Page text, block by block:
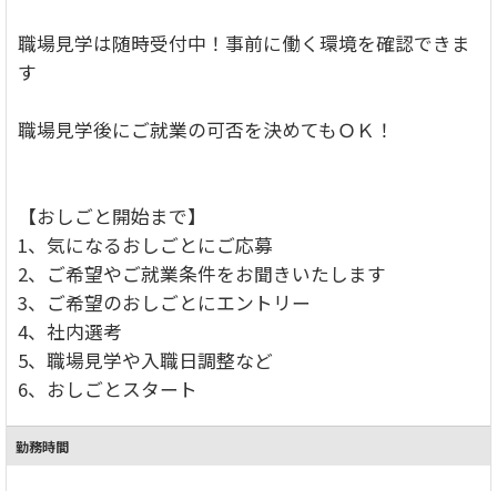
職場見学は随時受付中！事前に働く環境を確認できま
す
職場見学後にご就業の可否を決めてもＯＫ！
【おしごと開始まで】
1、気になるおしごとにご応募
2、ご希望やご就業条件をお聞きいたします
3、ご希望のおしごとにエントリー
4、社内選考
5、職場見学や入職日調整など
6、おしごとスタート
勤務時間